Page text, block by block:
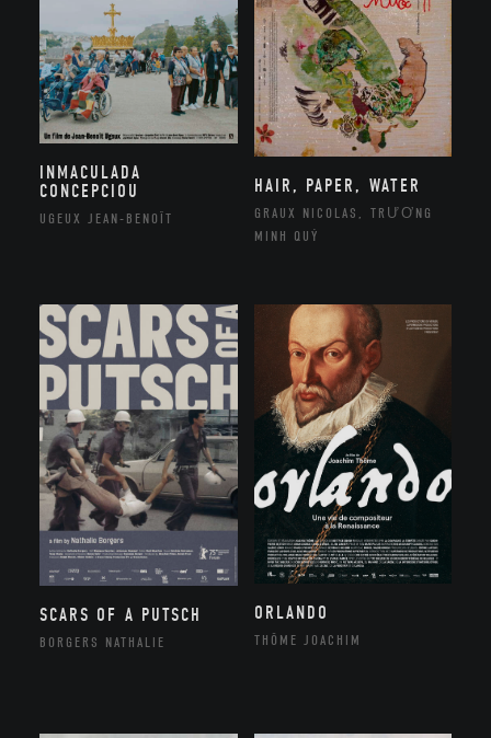
INMACULADA
CONCEPCIOU
UGEUX JEAN-BENOÎT
HAIR, PAPER, WATER
GRAUX NICOLAS, TRƯƠNG
MINH QUÝ
SCARS OF A PUTSCH
BORGERS NATHALIE
ORLANDO
THÔME JOACHIM